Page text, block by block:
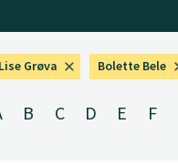
Lise Grøva Bolette Bele
B C D E F